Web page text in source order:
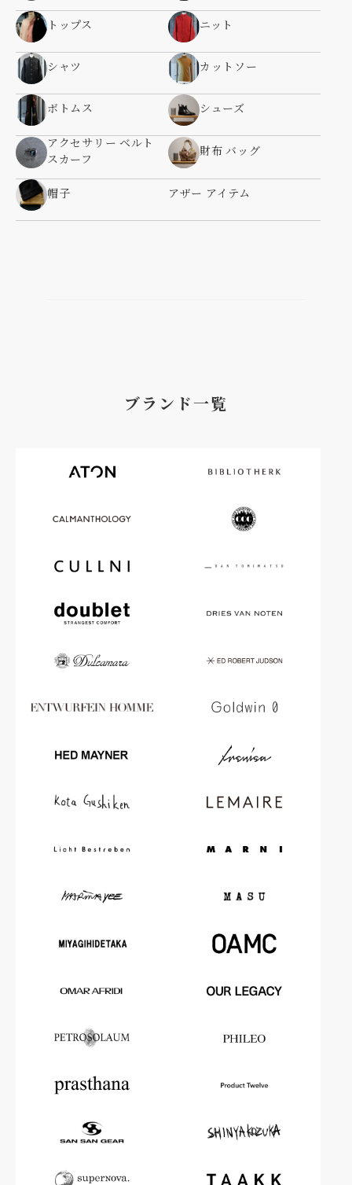
トップス ニット
シャツ カットソー
ボトムス シューズ
アクセサリー ベルト
スカーフ
財布 バッグ
帽子 アザー アイテム
ブランド一覧